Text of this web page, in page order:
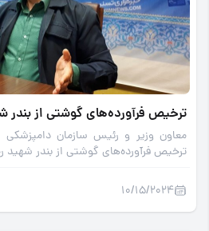
ترخیص فرآورده‌های گوشتی از بندر شهید
معاون وزیر و رئیس سازمان دامپزشکی
ترخیص فرآورده‌های گوشتی از بندر شهید
10/15/2024